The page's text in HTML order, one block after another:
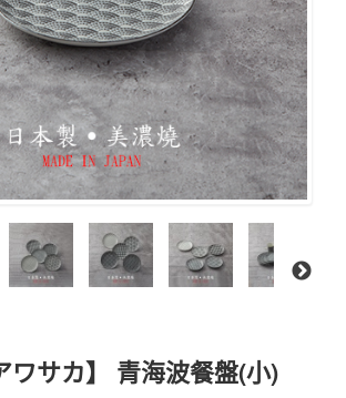
ワサカ】 青海波餐盤(小)